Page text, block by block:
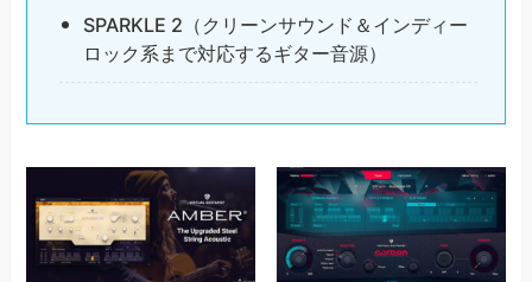
SPARKLE 2（クリーンサウンド＆インディー
ロック系まで対応するギター音源）